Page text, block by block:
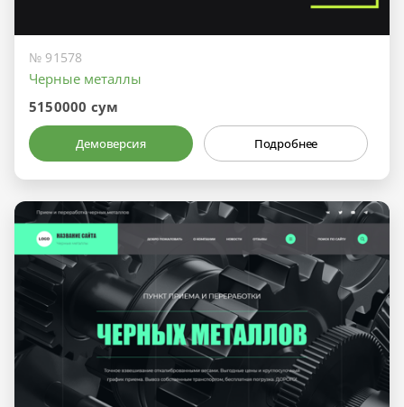
№ 91578
Черные металлы
5150000 сум
Демоверсия Подробнее